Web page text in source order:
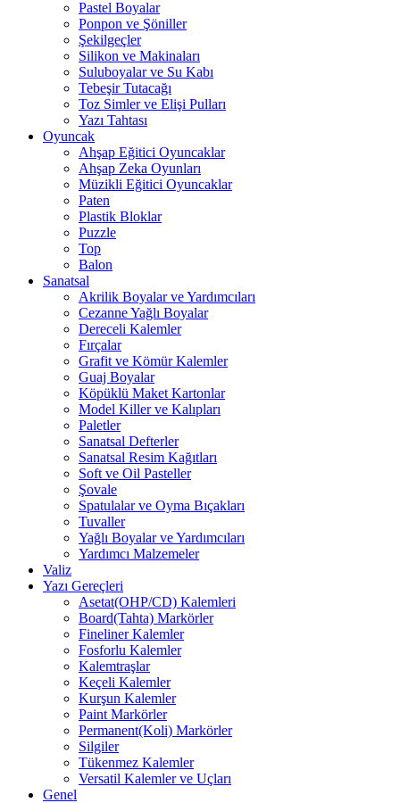
Pastel Boyalar
Ponpon ve Şöniller
Şekilgeçler
Silikon ve Makinaları
Suluboyalar ve Su Kabı
Tebeşir Tutacağı
Toz Simler ve Elişi Pulları
Yazı Tahtası
Oyuncak
Ahşap Eğitici Oyuncaklar
Ahşap Zeka Oyunları
Müzikli Eğitici Oyuncaklar
Paten
Plastik Bloklar
Puzzle
Top
Balon
Sanatsal
Akrilik Boyalar ve Yardımcıları
Cezanne Yağlı Boyalar
Dereceli Kalemler
Fırçalar
Grafit ve Kömür Kalemler
Guaj Boyalar
Köpüklü Maket Kartonlar
Model Killer ve Kalıpları
Paletler
Sanatsal Defterler
Sanatsal Resim Kağıtları
Soft ve Oil Pasteller
Şovale
Spatulalar ve Oyma Bıçakları
Tuvaller
Yağlı Boyalar ve Yardımcıları
Yardımcı Malzemeler
Valiz
Yazı Gereçleri
Asetat(OHP/CD) Kalemleri
Board(Tahta) Markörler
Fineliner Kalemler
Fosforlu Kalemler
Kalemtraşlar
Keçeli Kalemler
Kurşun Kalemler
Paint Markörler
Permanent(Koli) Markörler
Silgiler
Tükenmez Kalemler
Versatil Kalemler ve Uçları
Genel